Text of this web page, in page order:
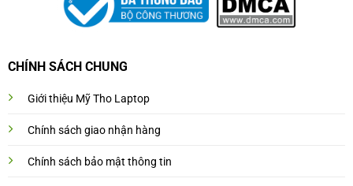
CHÍNH SÁCH CHUNG
Giới thiệu Mỹ Tho Laptop
Chính sách giao nhận hàng
Chính sách bảo mật thông tin